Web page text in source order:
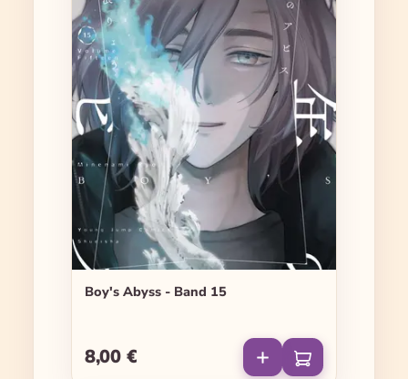
Boy's Abyss - Band 15
Regulärer Preis:
8,00 €